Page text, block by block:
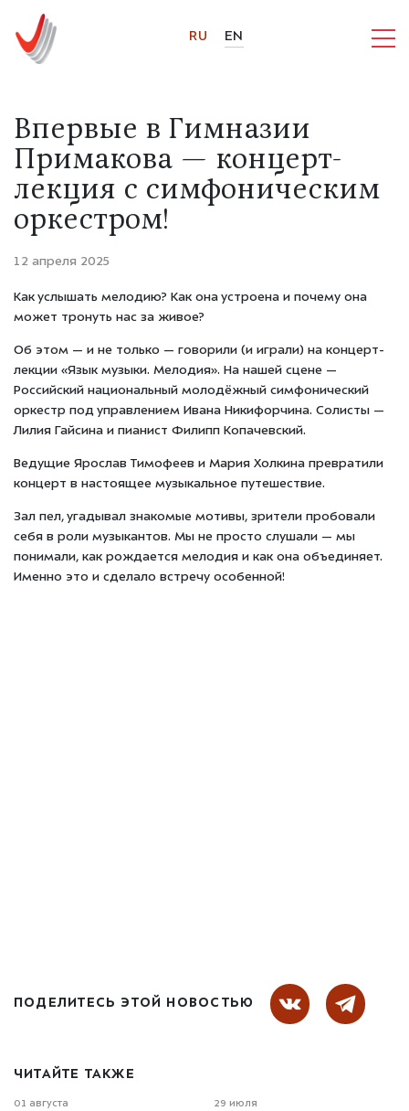
RU EN
Впервые в Гимназии
Примакова — концерт-
лекция с симфоническим
оркестром!
12 апреля 2025
Как услышать мелодию? Как она устроена и почему она
может тронуть нас за живое?
Об этом — и не только — говорили (и играли) на концерт-
лекции «Язык музыки. Мелодия». На нашей сцене —
Российский национальный молодёжный симфонический
оркестр под управлением Ивана Никифорчина. Солисты —
Лилия Гайсина и пианист Филипп Копачевский.
Ведущие Ярослав Тимофеев и Мария Холкина превратили
концерт в настоящее музыкальное путешествие.
Зал пел, угадывал знакомые мотивы, зрители пробовали
себя в роли музыкантов. Мы не просто слушали — мы
понимали, как рождается мелодия и как она объединяет.
Именно это и сделало встречу особенной!
ПОДЕЛИТЕСЬ ЭТОЙ НОВОСТЬЮ
ЧИТАЙТЕ ТАКЖЕ
01 августа 29 июля